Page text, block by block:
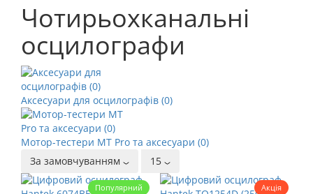
Чотирьохканальні
осцилографи
Аксесуари для осцилографів (0)
Мотор-тестери MT Pro та аксесуари (0)
За замовчуванням
15
Популярний
Акція